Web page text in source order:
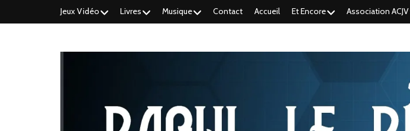
Jeux Vidéo Livres Musique Contact Accueil Et Encore Association ACJV